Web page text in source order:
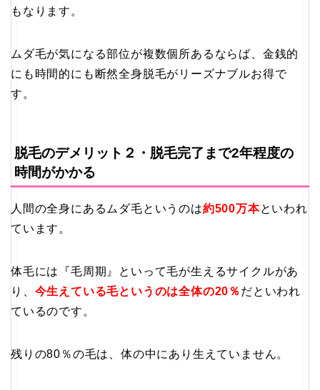
もなります。
ムダ毛が気になる部位が複数個所あるならば、金銭的
にも時間的にも断然全身脱毛がリーズナブルお得で
す。
脱毛のデメリット２・脱毛完了まで2年程度の
時間がかかる
人間の全身にあるムダ毛というのは約500万本といわれ
ています。
体毛には『毛周期』といって毛が生えるサイクルがあ
り、 今生えている毛というのは全体の20％ だといわれ
ているのです。
残りの80％の毛は、体の中にあり生えていません。